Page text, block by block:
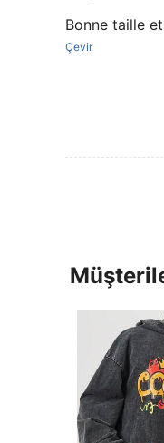
Bonne taille
Çevir